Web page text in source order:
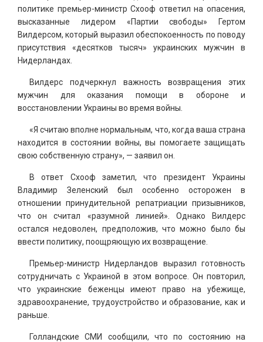
политике премьер-министр Схооф ответил на опасения,
высказанные лидером «Партии свободы» Гертом
Вилдерсом, который выразил обеспокоенность по поводу
присутствия «десятков тысяч» украинских мужчин в
Нидерландах.
Вилдерс подчеркнул важность возвращения этих
мужчин для оказания помощи в обороне и
восстановлении Украины во время войны.
«Я считаю вполне нормальным, что, когда ваша страна
находится в состоянии войны, вы помогаете защищать
свою собственную страну», — заявил он.
В ответ Схооф заметил, что президент Украины
Владимир Зеленский был особенно осторожен в
отношении принудительной репатриации призывников,
что он считал «разумной линией». Однако Вилдерс
остался недоволен, предположив, что можно было бы
ввести политику, поощряющую их возвращение.
Премьер-министр Нидерландов выразил готовность
сотрудничать с Украиной в этом вопросе. Он повторил,
что украинские беженцы имеют право на убежище,
здравоохранение, трудоустройство и образование, как и
раньше.
Голландские СМИ сообщили, что по состоянию на